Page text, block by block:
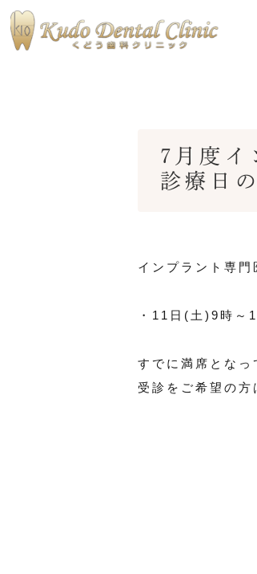
当院の特徴
医院ブログ
7月度イ
診療日
インプラント専門
・11日(土)9時～
すでに満席となっ
受診をご希望の方